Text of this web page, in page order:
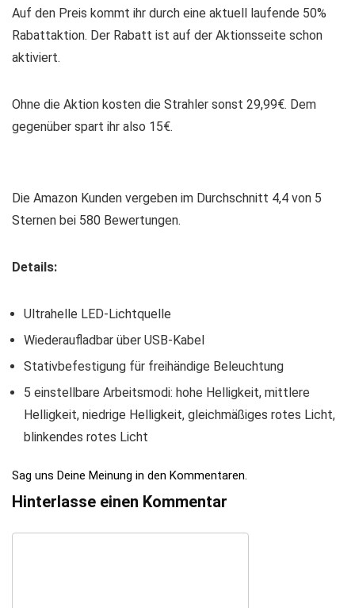
Auf den Preis kommt ihr durch eine aktuell laufende 50%
Rabattaktion. Der Rabatt ist auf der Aktionsseite schon
aktiviert.
Ohne die Aktion kosten die Strahler sonst 29,99€. Dem
gegenüber spart ihr also 15€.
Die Amazon Kunden vergeben im Durchschnitt 4,4 von 5
Sternen bei 580 Bewertungen.
Details:
Ultrahelle LED-Lichtquelle
Wiederaufladbar über USB-Kabel
Stativbefestigung für freihändige Beleuchtung
5 einstellbare Arbeitsmodi: hohe Helligkeit, mittlere
Helligkeit, niedrige Helligkeit, gleichmäßiges rotes Licht,
blinkendes rotes Licht
Sag uns Deine Meinung in den Kommentaren.
Hinterlasse einen Kommentar